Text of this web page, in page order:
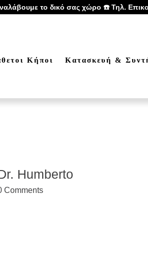
το δικό σας χώρο ☎️ Τηλ.
Κήποι Κατασκευή &
Humberto
Comments